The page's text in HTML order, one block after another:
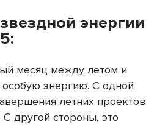
энергии
месяц между летом и
энергию. С одной
летних проектов
другой стороны, это